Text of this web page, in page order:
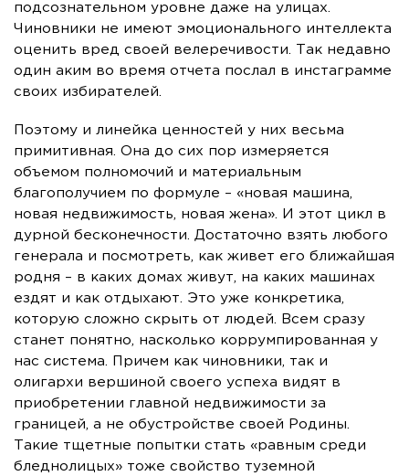
подсознательном уровне даже на улицах.
Чиновники не имеют эмоционального интеллекта
оценить вред своей велеречивости. Так недавно
один аким во время отчета послал в инстаграмме
своих избирателей.
Поэтому и линейка ценностей у них весьма
примитивная. Она до сих пор измеряется
объемом полномочий и материальным
благополучием по формуле – «новая машина,
новая недвижимость, новая жена». И этот цикл в
дурной бесконечности. Достаточно взять любого
генерала и посмотреть, как живет его ближайшая
родня – в каких домах живут, на каких машинах
ездят и как отдыхают. Это уже конкретика,
которую сложно скрыть от людей. Всем сразу
станет понятно, насколько коррумпированная у
нас система. Причем как чиновники, так и
олигархи вершиной своего успеха видят в
приобретении главной недвижимости за
границей, а не обустройстве своей Родины.
Такие тщетные попытки стать «равным среди
бледнолицых» тоже свойство туземной